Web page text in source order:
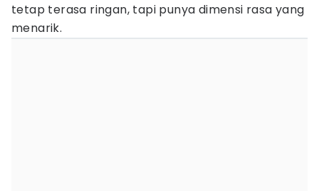
tetap terasa ringan, tapi punya dimensi rasa yang
menarik.